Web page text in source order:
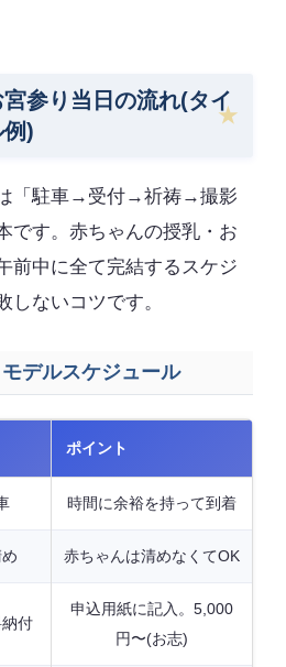
参り当日の流れ(タイ
)
「駐車→受付→祈祷→撮影
です。赤ちゃんの授乳・お
前中に全て完結するスケジ
しないコツです。
デルスケジュール
ポイント
時間に余裕を持って到着
赤ちゃんは清めなくてOK
付
申込用紙に記入。5,000
円〜(お志)